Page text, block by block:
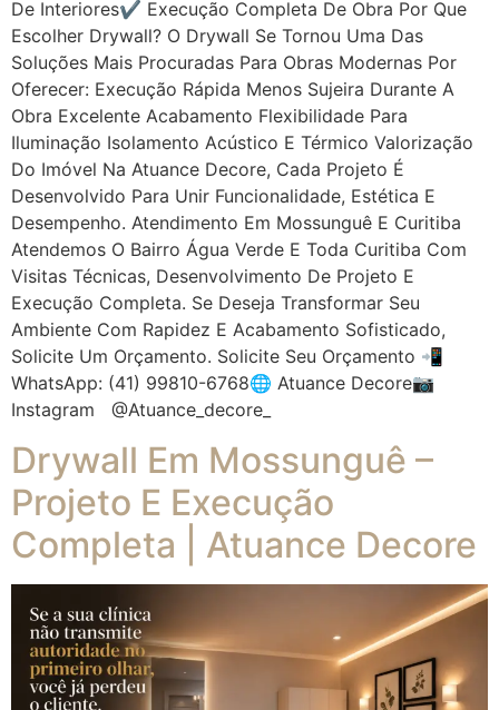
De Interiores✔ Execução Completa De Obra Por Que
Escolher Drywall? O Drywall Se Tornou Uma Das
Soluções Mais Procuradas Para Obras Modernas Por
Oferecer: Execução Rápida Menos Sujeira Durante A
Obra Excelente Acabamento Flexibilidade Para
Iluminação Isolamento Acústico E Térmico Valorização
Do Imóvel Na Atuance Decore, Cada Projeto É
Desenvolvido Para Unir Funcionalidade, Estética E
Desempenho. Atendimento Em Mossunguê E Curitiba
Atendemos O Bairro Água Verde E Toda Curitiba Com
Visitas Técnicas, Desenvolvimento De Projeto E
Execução Completa. Se Deseja Transformar Seu
Ambiente Com Rapidez E Acabamento Sofisticado,
Solicite Um Orçamento. Solicite Seu Orçamento 📲
WhatsApp: (41) 99810-6768🌐 Atuance Decore📷
Instagram @atuance_decore_
Drywall Em Mossunguê –
Projeto E Execução
Completa | Atuance Decore